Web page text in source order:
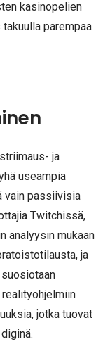
kasinopelien
parempaa
ja
useampia
vain passiivisia
Twitchissä,
analyysin mukaan
ja
jotka tuovat